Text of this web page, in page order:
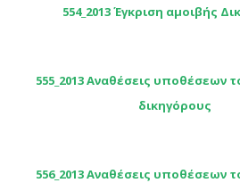
554_2013 Έγκριση αμοιβής
555_2013 Αναθέσεις υποθέσεων
δικηγόρους
556_2013 Αναθέσεις υποθέσεων